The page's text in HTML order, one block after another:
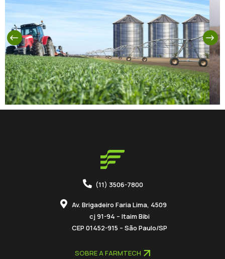
Como reduzir riscos
comerciais no Agro e
preparar sua operação
para um ano mais
previsível
(11) 3506-7800
Av. Brigadeiro Faria Lima, 4509
cj 91-94 – Itaim Bibi
CEP 01452-915 – São Paulo/SP
SOBRE A FARMTECH